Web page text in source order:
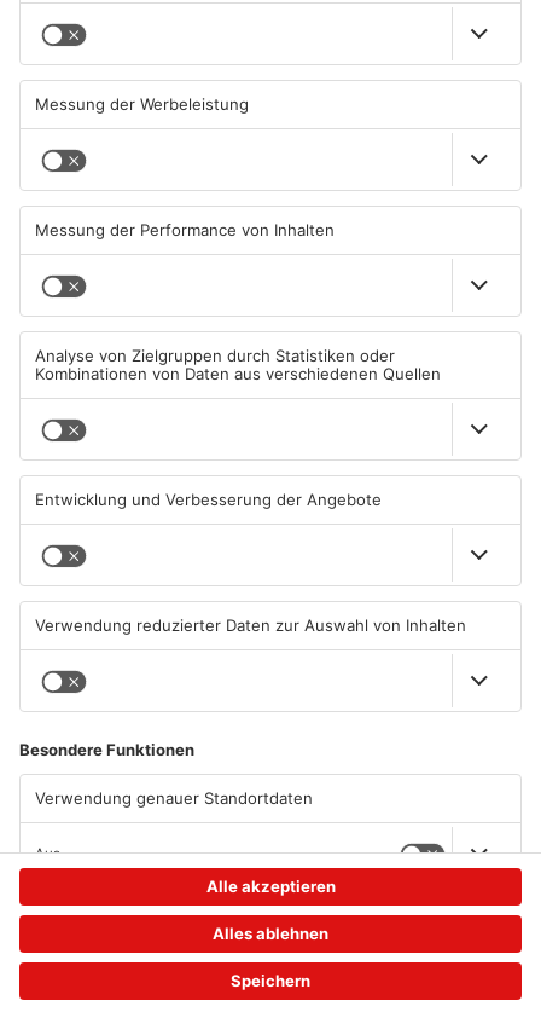
TOPNEWS
Kliniken im Primaveraland
melden mehr Patienten
durch Hitze
04.08.2026, 07:50 UHR IN
PRIMAVERALAND
Schüsse in Langenselbold,
Gelnhausen, Linsengericht
und Miltenberg
PRIMAVERALAND